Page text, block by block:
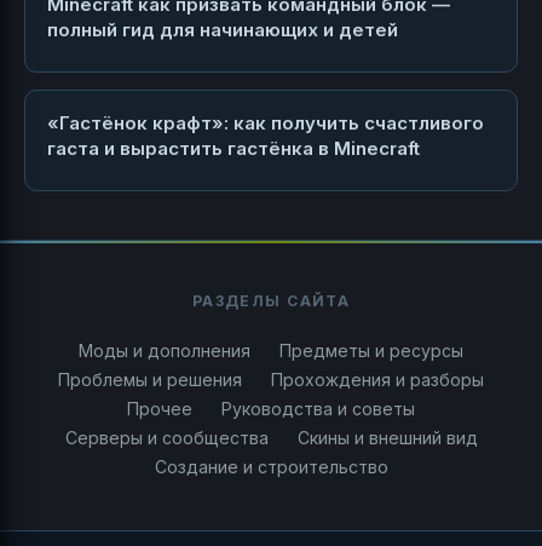
полный гид для начинающих и детей
«Гастёнок крафт»: как получить счастливого
гаста и вырастить гастёнка в Minecraft
РАЗДЕЛЫ САЙТА
Моды и дополнения
Предметы и ресурсы
Проблемы и решения
Прохождения и разборы
Прочее
Руководства и советы
Серверы и сообщества
Скины и внешний вид
Создание и строительство